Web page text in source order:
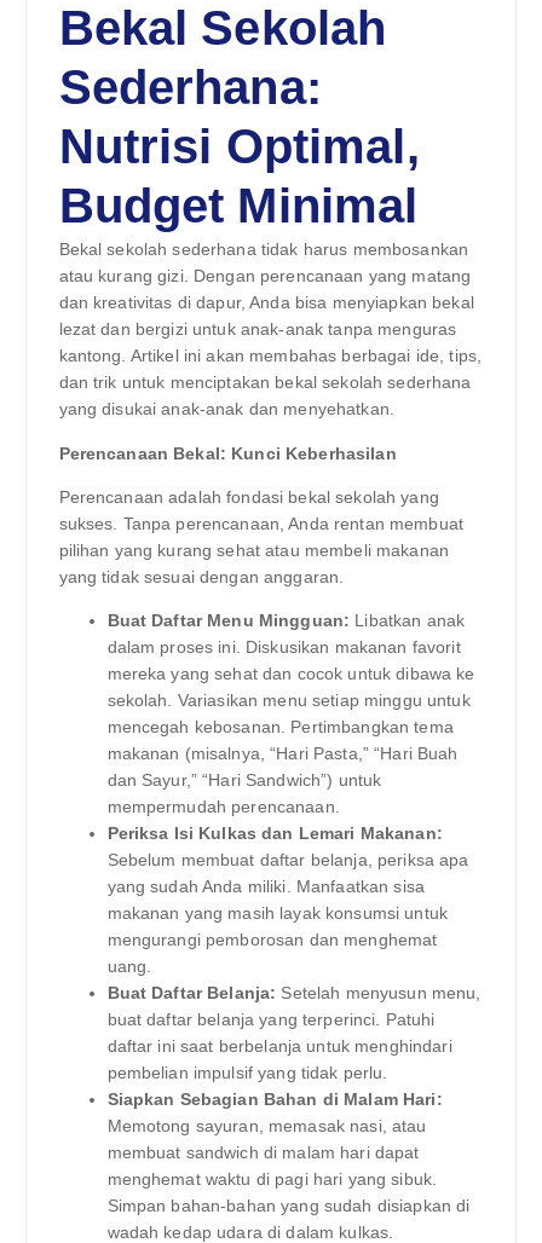
Bekal Sekolah
Sederhana:
Nutrisi Optimal,
Budget Minimal
Bekal sekolah sederhana tidak harus membosankan
atau kurang gizi. Dengan perencanaan yang matang
dan kreativitas di dapur, Anda bisa menyiapkan bekal
lezat dan bergizi untuk anak-anak tanpa menguras
kantong. Artikel ini akan membahas berbagai ide, tips,
dan trik untuk menciptakan bekal sekolah sederhana
yang disukai anak-anak dan menyehatkan.
Perencanaan Bekal: Kunci Keberhasilan
Perencanaan adalah fondasi bekal sekolah yang
sukses. Tanpa perencanaan, Anda rentan membuat
pilihan yang kurang sehat atau membeli makanan
yang tidak sesuai dengan anggaran.
Buat Daftar Menu Mingguan: Libatkan anak
dalam proses ini. Diskusikan makanan favorit
mereka yang sehat dan cocok untuk dibawa ke
sekolah. Variasikan menu setiap minggu untuk
mencegah kebosanan. Pertimbangkan tema
makanan (misalnya, “Hari Pasta,” “Hari Buah
dan Sayur,” “Hari Sandwich”) untuk
mempermudah perencanaan.
Periksa Isi Kulkas dan Lemari Makanan:
Sebelum membuat daftar belanja, periksa apa
yang sudah Anda miliki. Manfaatkan sisa
makanan yang masih layak konsumsi untuk
mengurangi pemborosan dan menghemat
uang.
Buat Daftar Belanja: Setelah menyusun menu,
buat daftar belanja yang terperinci. Patuhi
daftar ini saat berbelanja untuk menghindari
pembelian impulsif yang tidak perlu.
Siapkan Sebagian Bahan di Malam Hari:
Memotong sayuran, memasak nasi, atau
membuat sandwich di malam hari dapat
menghemat waktu di pagi hari yang sibuk.
Simpan bahan-bahan yang sudah disiapkan di
wadah kedap udara di dalam kulkas.